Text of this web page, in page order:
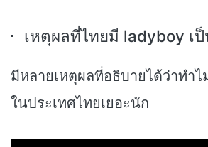
เหตุผลที่ไทยมี ladyboy เ
มีหลายเหตุผลที่อธิบายได้ว่าทำไ
ในประเทศไทยเยอะนัก